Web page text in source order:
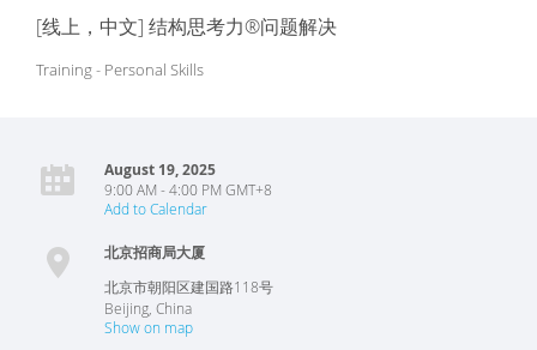
[线上，中文] 结构思考力®问题解决
Training - Personal Skills
August 19, 2025
9:00 AM - 4:00 PM GMT+8
Add to Calendar
北京招商局大厦
北京市朝阳区建国路118号
Beijing China
Show on map